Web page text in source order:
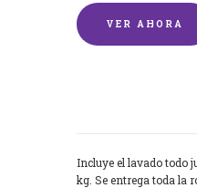
VER AHORA
Incluye el lavado todo
kg. Se entrega toda la